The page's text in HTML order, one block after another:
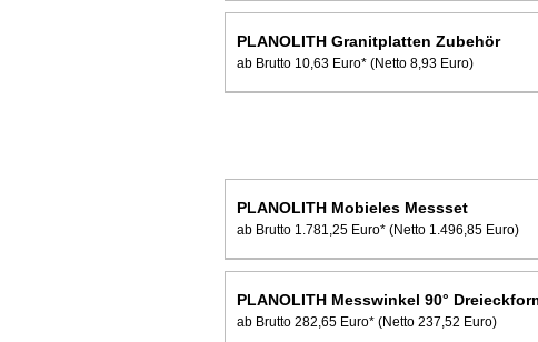
PLANOLITH Granitplatten Zubehör
ab Brutto 10,63 Euro* (Netto 8,93 Euro)
PLANOLITH Mobieles Messset
ab Brutto 1.781,25 Euro* (Netto 1.496,85 Euro)
PLANOLITH Messwinkel 90°
ab Brutto 282,65 Euro* (Netto 237,52 Euro)